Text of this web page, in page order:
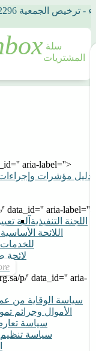
- ترخيص جمع التبرعات 5228
سلة
المشتريات
aria-label=''>
دليل مؤشرات
data_id='' aria-label=''>
آلية اللجنة التنفيذية
اللائحة
p/' data_id='' aria-
سياسة الوقاية من
الأموال وجرائم
سياسة
سياسة تنظيم